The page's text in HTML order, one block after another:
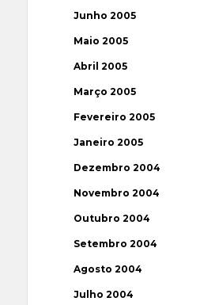
Junho 2005
Maio 2005
Abril 2005
Março 2005
Fevereiro 2005
Janeiro 2005
Dezembro 2004
Novembro 2004
Outubro 2004
Setembro 2004
Agosto 2004
Julho 2004